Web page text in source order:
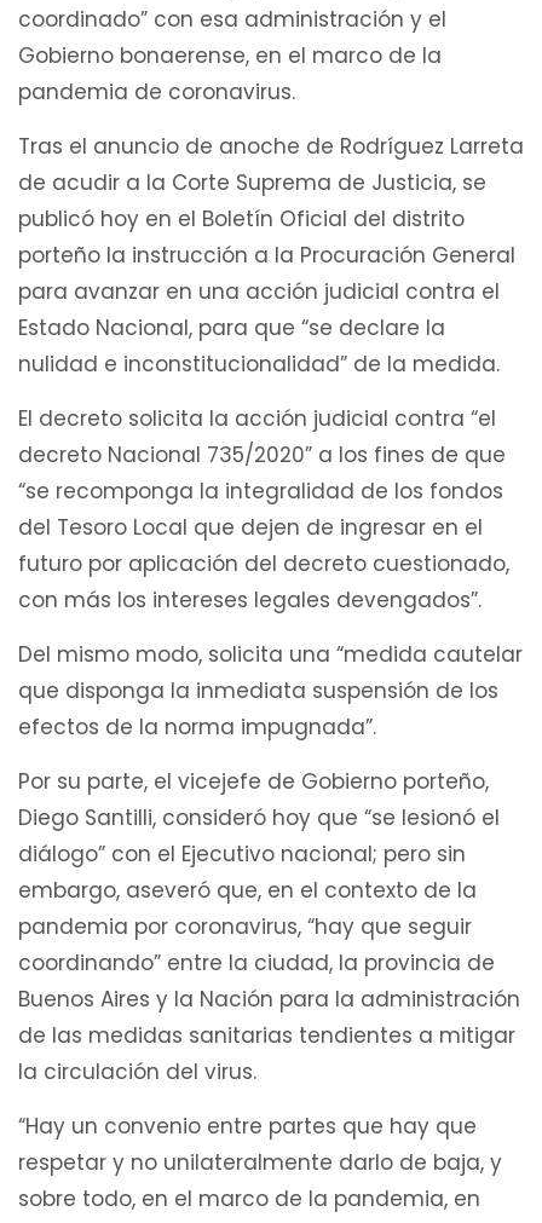
coordinado” con esa administración y el
Gobierno bonaerense, en el marco de la
pandemia de coronavirus.
Tras el anuncio de anoche de Rodríguez Larreta
de acudir a la Corte Suprema de Justicia, se
publicó hoy en el Boletín Oficial del distrito
porteño la instrucción a la Procuración General
para avanzar en una acción judicial contra el
Estado Nacional, para que “se declare la
nulidad e inconstitucionalidad” de la medida.
El decreto solicita la acción judicial contra “el
decreto Nacional 735/2020” a los fines de que
“se recomponga la integralidad de los fondos
del Tesoro Local que dejen de ingresar en el
futuro por aplicación del decreto cuestionado,
con más los intereses legales devengados”.
Del mismo modo, solicita una “medida cautelar
que disponga la inmediata suspensión de los
efectos de la norma impugnada”.
Por su parte, el vicejefe de Gobierno porteño,
Diego Santilli, consideró hoy que “se lesionó el
diálogo” con el Ejecutivo nacional; pero sin
embargo, aseveró que, en el contexto de la
pandemia por coronavirus, “hay que seguir
coordinando” entre la ciudad, la provincia de
Buenos Aires y la Nación para la administración
de las medidas sanitarias tendientes a mitigar
la circulación del virus.
“Hay un convenio entre partes que hay que
respetar y no unilateralmente darlo de baja, y
sobre todo, en el marco de la pandemia, en